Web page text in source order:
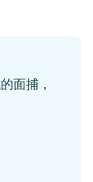
面捕，